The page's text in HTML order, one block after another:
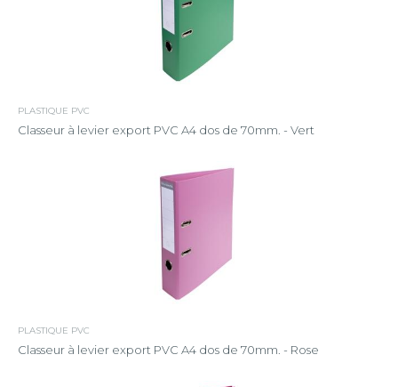
PLASTIQUE PVC
Classeur à levier export PVC A4 dos de 70mm. - Vert
PLASTIQUE PVC
Classeur à levier export PVC A4 dos de 70mm. - Rose